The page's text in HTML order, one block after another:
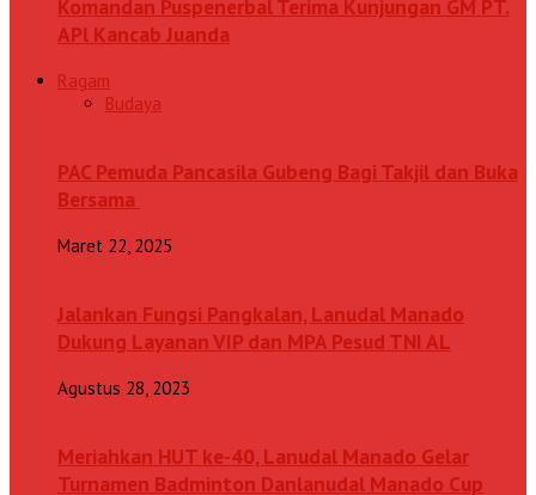
Komandan Puspenerbal Terima Kunjungan GM PT.
APl Kancab Juanda
Ragam
Budaya
PAC Pemuda Pancasila Gubeng Bagi Takjil dan Buka
Bersama
Maret 22, 2025
Jalankan Fungsi Pangkalan, Lanudal Manado
Dukung Layanan VIP dan MPA Pesud TNI AL
Agustus 28, 2023
Meriahkan HUT ke-40, Lanudal Manado Gelar
Turnamen Badminton Danlanudal Manado Cup